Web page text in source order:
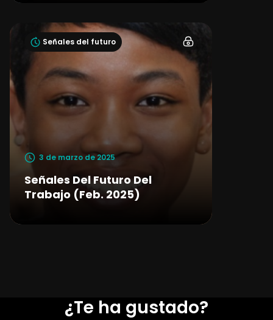
Señales del futuro
3 de marzo de 2025
Señales Del Futuro Del
Trabajo (Feb. 2025)
¿Te ha gustado?